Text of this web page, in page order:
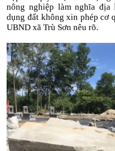
nông nghiệp làm nghĩa
dụng đất không xin phép cơ
UBND xã Trù Sơn nêu rõ.